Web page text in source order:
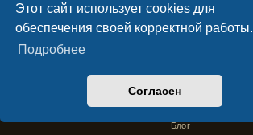
Этот сайт использует cookies для
обеспечения своей корректной работы.
Подробнее
Согласен
Privacy PolicyLicense Agreement
Copyright © Sacralium Games 2023-
Блог